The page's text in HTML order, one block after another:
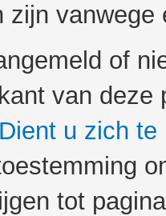
zijn
of
van
Dient u zich te
tot